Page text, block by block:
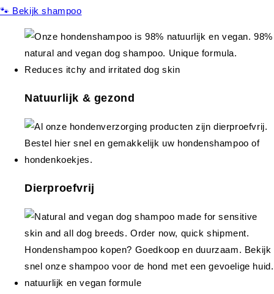
🐾 Bekijk shampoo
Natuurlijk & gezond
Dierproefvrij